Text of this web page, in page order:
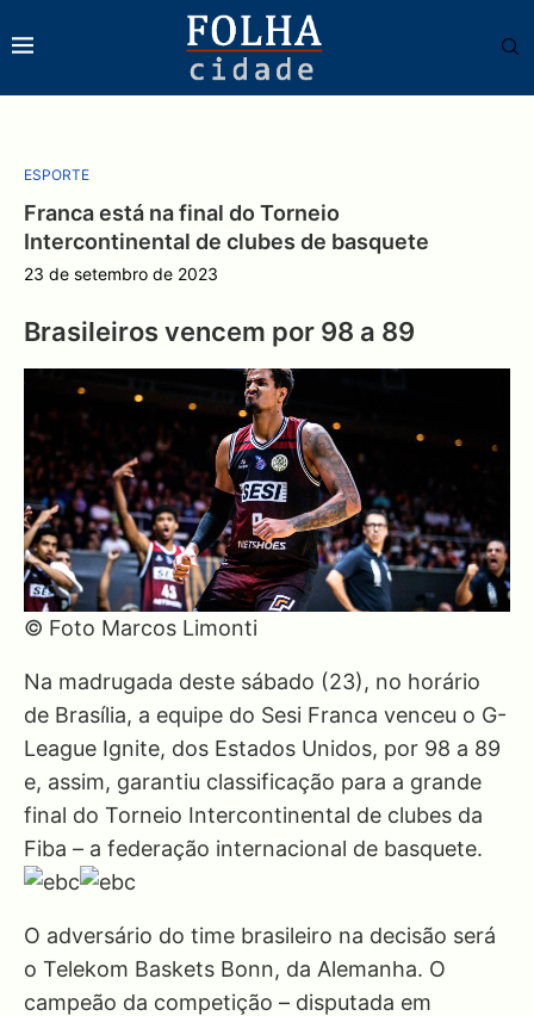
ESPORTE
Franca está na final do Torneio
Intercontinental de clubes de basquete
23 de setembro de 2023
Brasileiros vencem por 98 a 89
© Foto Marcos Limonti
Na madrugada deste sábado (23), no horário
de Brasília, a equipe do Sesi Franca venceu o G-
League Ignite, dos Estados Unidos, por 98 a 89
e, assim, garantiu classificação para a grande
final do Torneio Intercontinental de clubes da
Fiba – a federação internacional de basquete.
O adversário do time brasileiro na decisão será
o Telekom Baskets Bonn, da Alemanha. O
campeão da competição – disputada em